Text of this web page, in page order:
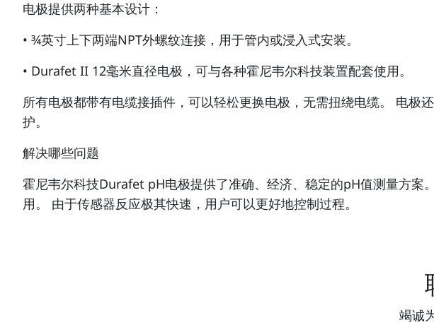
电极提供两种基本设计：
• ¾英寸上下两端NPT外螺纹连接，用于管内或浸入式安装。
• Durafet II 12毫米直径电极，可与各种霍尼韦尔科技装置配套使用。
所有电极都带有电缆接插件，可以轻松更换电极，无需扭绕电缆。 电极
护。
解决哪些问题
霍尼韦尔科技Durafet pH电极提供了准确、经济、稳定的pH值测量方案
用。 由于传感器反应极其快速，用户可以更好地控制过程。
竭诚